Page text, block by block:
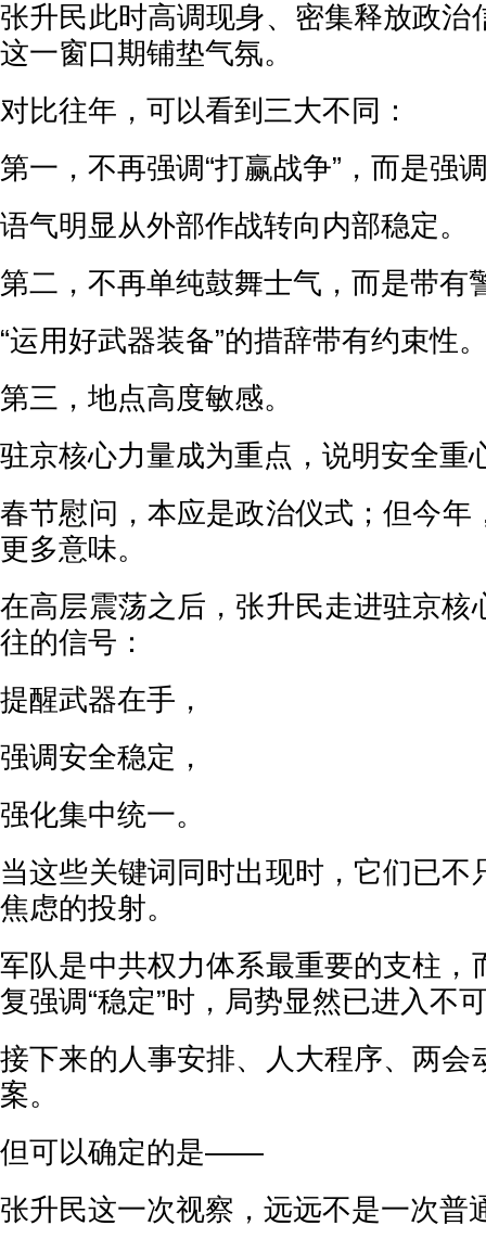
张升民此时高调现身、密集释放政治
这一窗口期铺垫气氛。
对比往年，可以看到三大不同：
第一，不再强调“打赢战争”，而是强
语气明显从外部作战转向内部稳定。
第二，不再单纯鼓舞士气，而是带有
“运用好武器装备”的措辞带有约束性
第三，地点高度敏感。
驻京核心力量成为重点，说明安全重
春节慰问，本应是政治仪式；但今年
更多意味。
在高层震荡之后，张升民走进驻京核
往的信号：
提醒武器在手，
强调安全稳定，
强化集中统一。
当这些关键词同时出现时，它们已不
焦虑的投射。
军队是中共权力体系最重要的支柱，
复强调“稳定”时，局势显然已进入不
接下来的人事安排、人大程序、两会
案。
但可以确定的是——
张升民这一次视察，远远不是一次普